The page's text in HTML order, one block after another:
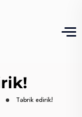
Təbrik edirik!